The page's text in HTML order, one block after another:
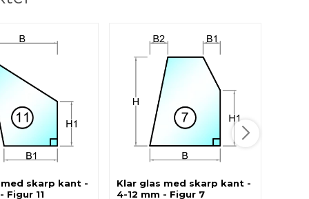
skarp kant -
Figur 11
Klar glas med skarp kant -
4-12 mm - Figur 7